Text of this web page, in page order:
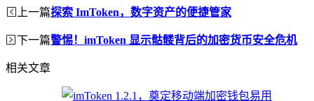
上一篇探索 ImToken，数字资产的便捷管家
下一篇警惕！imToken 显示骷髅背后的加密货币安全危机
相关文章